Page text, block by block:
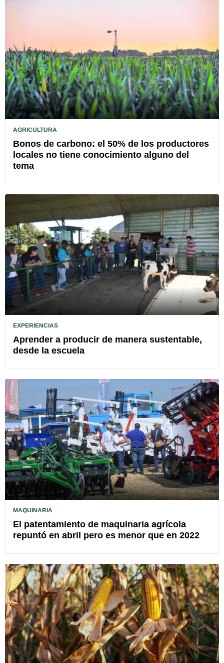
AGRICULTURA
Bonos de carbono: el 50% de los productores
locales no tiene conocimiento alguno del
tema
EXPERIENCIAS
Aprender a producir de manera sustentable,
desde la escuela
MAQUINARIA
El patentamiento de maquinaria agrícola
repuntó en abril pero es menor que en 2022